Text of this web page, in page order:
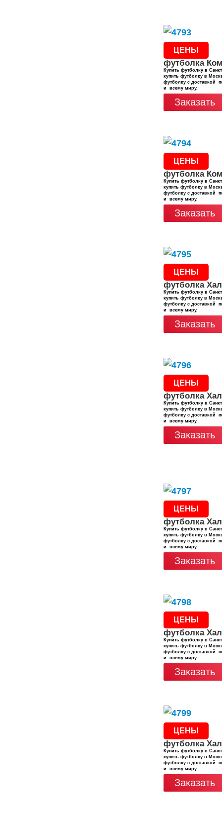
ЦЕНЫ
футболка
Купить футболку в
купить футболку в
футболку с доставкой
и всему миру.
Заказать
ЦЕНЫ
футболка
Купить футболку в
купить футболку в
футболку с доставкой
и всему миру.
Заказать
ЦЕНЫ
футболка
Купить футболку в
купить футболку в
футболку с доставкой
и всему миру.
Заказать
ЦЕНЫ
футболка
Купить футболку в
купить футболку в
футболку с доставкой
и всему миру.
Заказать
ЦЕНЫ
футболка
Купить футболку в
купить футболку в
футболку с доставкой
и всему миру.
Заказать
ЦЕНЫ
футболка
Купить футболку в
купить футболку в
футболку с доставкой
и всему миру.
Заказать
ЦЕНЫ
футболка
Купить футболку в
купить футболку в
футболку с доставкой
и всему миру.
Заказать